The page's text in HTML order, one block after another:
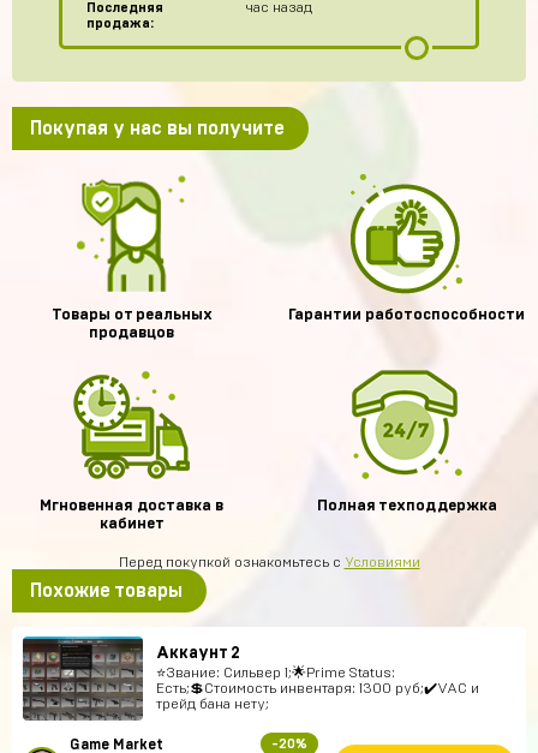
Последняя
продажа:
час назад
Покупая у нас вы получите
Товары от реальных
продавцов
Гарантии работоспособности
Мгновенная доставка в
кабинет
Полная техподдержка
Перед покупкой ознакомьтесь с Условиями
Похожие товары
Аккаунт 2
⭐️Звание: Сильвер 1;🌟Prime Status:
Есть;💲Стоимость инвентаря: 1300 руб;✔️VAC и
трейд бана нету;
Game Market -20%